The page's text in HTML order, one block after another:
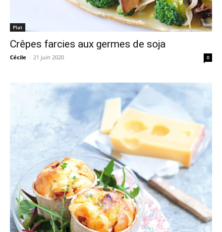
Plat
Crêpes farcies aux germes de soja
Cécile - 21 juin 2020 0